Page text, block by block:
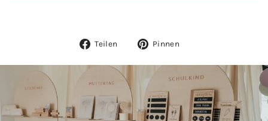
Teilen
Auf
Pinnen